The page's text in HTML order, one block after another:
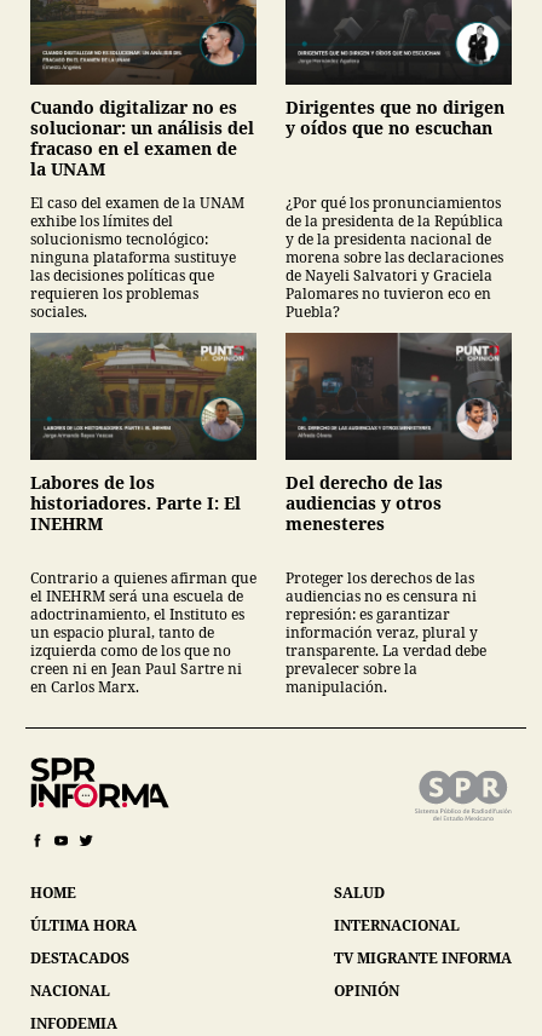
Cuando digitalizar no es
solucionar: un análisis del
fracaso en el examen de
la UNAM
El caso del examen de la UNAM
exhibe los límites del
solucionismo tecnológico:
ninguna plataforma sustituye
las decisiones políticas que
requieren los problemas
sociales.
Dirigentes que no dirigen
y oídos que no escuchan
¿Por qué los pronunciamientos
de la presidenta de la República
y de la presidenta nacional de
morena sobre las declaraciones
de Nayeli Salvatori y Graciela
Palomares no tuvieron eco en
Puebla?
Labores de los
historiadores. Parte I: El
INEHRM
Contrario a quienes afirman que
el INEHRM será una escuela de
adoctrinamiento, el Instituto es
un espacio plural, tanto de
izquierda como de los que no
creen ni en Jean Paul Sartre ni
en Carlos Marx.
Del derecho de las
audiencias y otros
menesteres
Proteger los derechos de las
audiencias no es censura ni
represión: es garantizar
información veraz, plural y
transparente. La verdad debe
prevalecer sobre la
manipulación.
HOME
ÚLTIMA HORA
DESTACADOS
NACIONAL
INFODEMIA
SALUD
INTERNACIONAL
TV MIGRANTE INFORMA
OPINIÓN